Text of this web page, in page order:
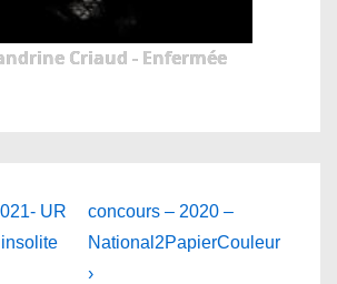
Criaud - Enfermée
UR
Next
Post
is
concours – 2020 –
National2PapierCouleur
›